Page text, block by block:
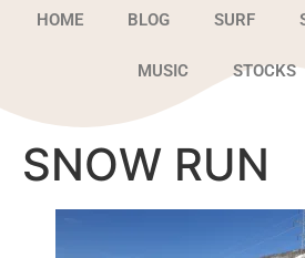
HOME BLOG SURF
MUSIC STOCKS
SNOW RUN